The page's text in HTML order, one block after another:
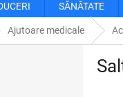
SĂNĂTATE
Ajutoare medicale